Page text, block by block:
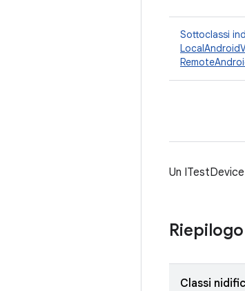
Sottoclassi
Un
Riepilogo
Classi